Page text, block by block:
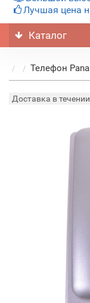
Лучшая цена
Каталог
Телефон
Доставка в